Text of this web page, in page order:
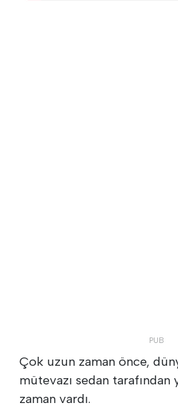
Çok uzun zaman önce,
mütevazı sedan
zaman vardı.